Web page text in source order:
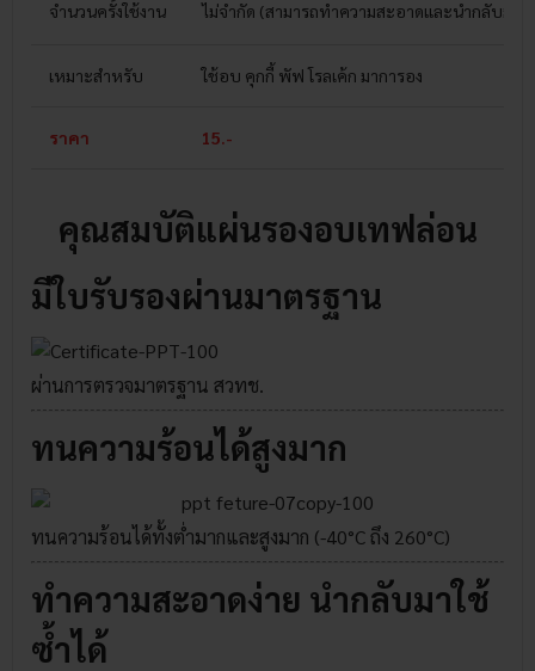
จำนวนครั้งใช้งาน ไม่จำกัด (สามารถทำความสะอาดและนำกลับมาใ
เหมาะสำหรับ ใช้อบ คุกกี้ พัฟ โรลเค้ก มาการอง
ราคา 15.-
คุณสมบัติแผ่นรองอบเทฟล่อน
มีใบรับรองผ่านมาตรฐาน
ผ่านการตรวจมาตรฐาน สวทช.
ทนความร้อนได้สูงมาก
ทนความร้อนได้ทั้งต่ำมากและสูงมาก (-40°C ถึง 260°C)
ทำความสะอาดง่าย นำกลับมาใช้
ซ้ำได้